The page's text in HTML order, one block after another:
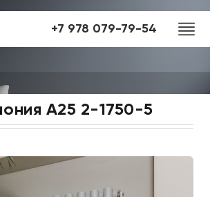
+7 978 079-79-54
А25 2-1750-5